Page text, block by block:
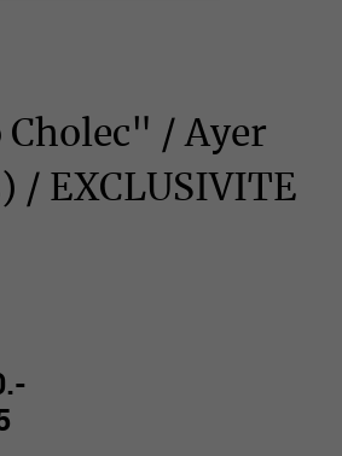
/ Ayer
/ EXCLUSIVITE